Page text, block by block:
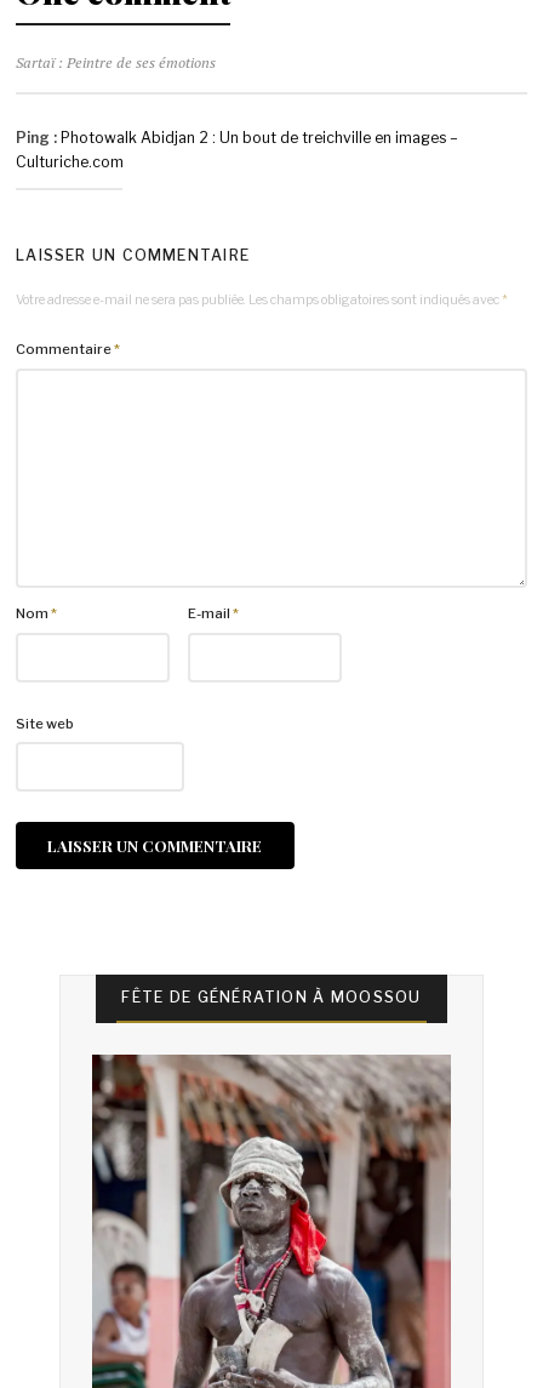
Sartaï : Peintre de ses émotions
Ping : Photowalk Abidjan 2 : Un bout de treichville en images –
Culturiche.com
LAISSER UN COMMENTAIRE
Votre adresse e-mail ne sera pas publiée. Les champs obligatoires sont indiqués avec *
Commentaire*
Nom* E-mail*
Site web
FÊTE DE GÉNÉRATION À MOOSSOU